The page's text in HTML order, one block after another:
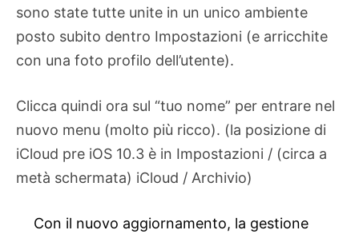
sono state tutte unite in un unico ambiente
posto subito dentro Impostazioni (e arricchite
con una foto profilo dell’utente).
Clicca quindi ora sul “tuo nome” per entrare nel
nuovo menu (molto più ricco). (la posizione di
iCloud pre iOS 10.3 è in Impostazioni / (circa a
metà schermata) iCloud / Archivio)
Con il nuovo aggiornamento, la gestione